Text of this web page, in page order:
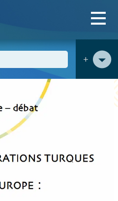
+
turques vers l’Europe,
de Stéphane De Tapia - 16